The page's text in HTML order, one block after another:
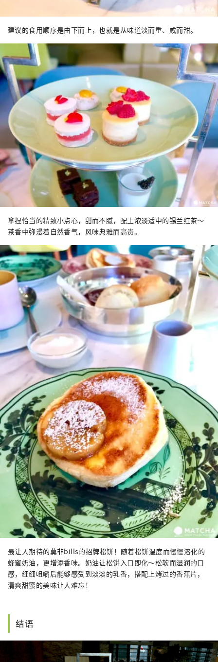
建议的食用顺序是由下而上，也就是从味道淡而重、咸而甜。
拿捏恰当的精致小点心，甜而不腻，配上浓淡适中的锡兰红茶～
茶香中弥漫着自然香气，风味典雅而高贵。
最让人期待的莫非bills的招牌松饼！随着松饼温度而慢慢溶化的
蜂蜜奶油，更增添香味。奶油让松饼入口即化～松软而湿润的口
感，细细咀嚼后能够感受到淡淡的乳香，搭配上烤过的香蕉片，
清爽甜蜜的美味让人难忘！
结语